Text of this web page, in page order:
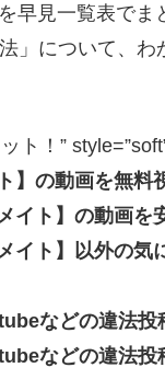
早見一覧表で
」について、
ト！”
】の動画を無料
イト】の動画を
イト】以外の
などの違法投
などの違法投